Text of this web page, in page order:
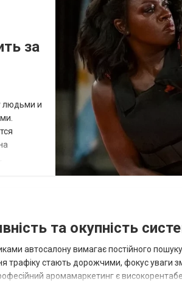
за
людьми и
и
к
та окупність
автосалону вимагає постійного
трафіку стають дорожчими, фокус уваги
аромамаркетинг є